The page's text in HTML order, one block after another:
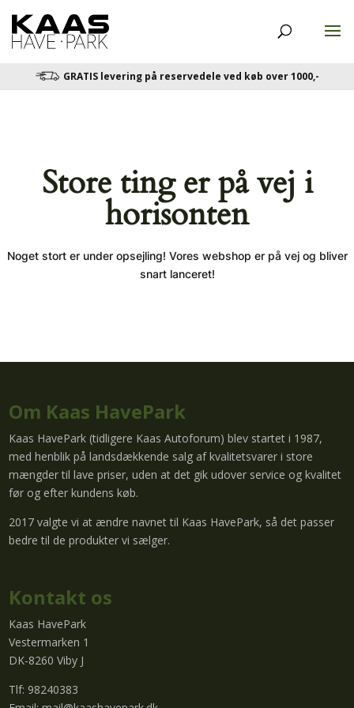
GRATIS levering på reservedele ved køb over 1000,-
Store ting er på vej i
horisonten
Noget stort er under opsejling! Vores webshop er på vej og bliver
snart lanceret!
Om Kaas HavePark
Kaas HavePark (tidligere Kaas Autoforum) blev startet i 1987,
med henblik på landsdækkende salg af kvalitetsvarer i store
mængder til lave priser, uden at det gik udover service og kvalitet
før og efter kundens køb.
2017 valgte vi at ændre navnet til Kaas HavePark, så det passer
bedre til de produkter vi sælger.
Kontakt os
Kaas HavePark
Vestermarken 1
DK-8260 Viby J
Tlf: 98240383